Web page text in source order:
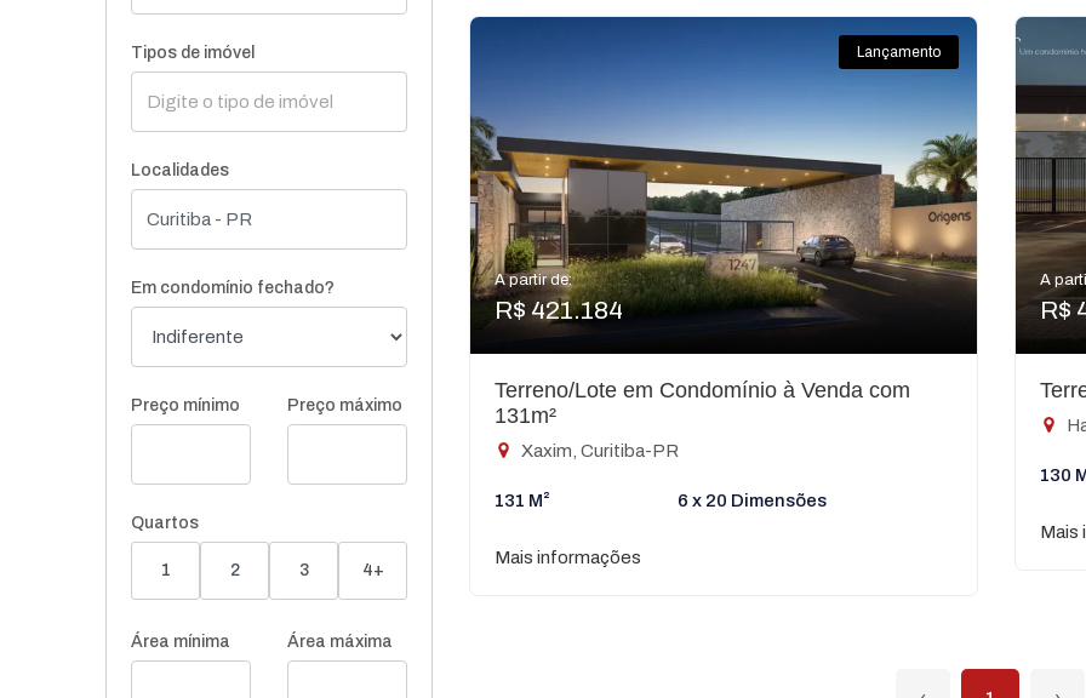
Tipos de imóvel
Localidades
Em condomínio fechado?
Preço mínimo Preço máximo
Quartos
1 2 3 4+
Área mínima Área máxima
Lançamento
A partir de:
R$ 421.184
Terreno/Lote em Condomínio à Venda com
131m²
Xaxim, Curitiba-PR
131 M² 6 x 20 Dimensões
Mais informações
A
R$
130
Mais